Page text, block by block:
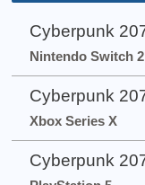
Cyberpunk
Nintendo Switch 2
Cyberpunk
Xbox Series X
Cyberpunk